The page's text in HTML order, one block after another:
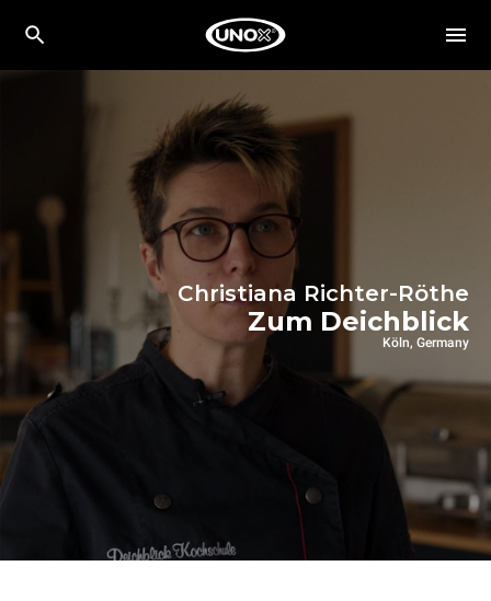
Christiana Richter-Röthe
Zum Deichblick
Köln, Germany